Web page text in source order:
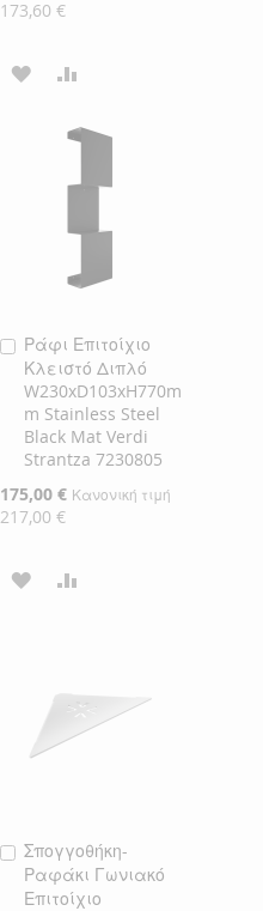
Τιμή
173,60 €
ΠΡΟΣΘΉΚΗ
Ράφι Επιτοίχιο
Κλειστό Διπλό
W230xD103xH770m
m Stainless Steel
Black Mat Verdi
Strantza 7230805
Ειδική
Τιμή
175,00 € Κανονική τιμή
217,00 €
Προσθήκη
στο
Καλάθι
ΠΡΟΣΘΉΚΗ
ΕΠΙΘΥΜΙΏΝ
Σπογγοθήκη-
Ραφάκι Γωνιακό
Επιτοίχιο
Προσθήκη
στο
Καλάθι